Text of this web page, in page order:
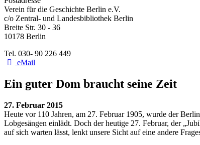
Verein für die Geschichte Berlin e.V.
c/o Zentral- und Landesbibliothek Berlin
Breite Str. 30 - 36
10178 Berlin
Tel. 030- 90 226 449
eMail
Ein guter Dom braucht seine Zeit
27. Februar 2015
Heute vor 110 Jahren, am 27. Februar 1905, wurde der
Lobgesängen einlädt. Doch der heutige 27. Februar, der
auf sich warten lässt, lenkt unsere Sicht auf eine andere